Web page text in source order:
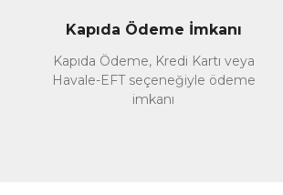
Bu ürüne benzer farklı alternatifler olmalı.
Kapıda Ödeme İmkanı
Kapıda Ödeme, Kredi Kartı veya
Havale-EFT seçeneğiyle ödeme
imkanı